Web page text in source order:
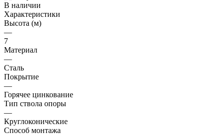
В наличии
Характеристики
Высота (м)
—
7
Материал
—
Сталь
Покрытие
—
Горячее цинкование
Тип ствола опоры
—
Круглоконические
Способ монтажа